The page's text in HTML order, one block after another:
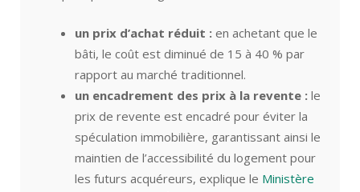
un prix d’achat réduit : en achetant que le
bâti, le coût est diminué de 15 à 40 % par
rapport au marché traditionnel.
un encadrement des prix à la revente : le
prix de revente est encadré pour éviter la
spéculation immobilière, garantissant ainsi le
maintien de l’accessibilité du logement pour
les futurs acquéreurs, explique le Ministère